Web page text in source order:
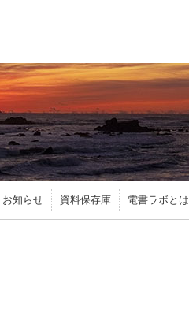
お知らせ 資料保存庫 電書ラボとは